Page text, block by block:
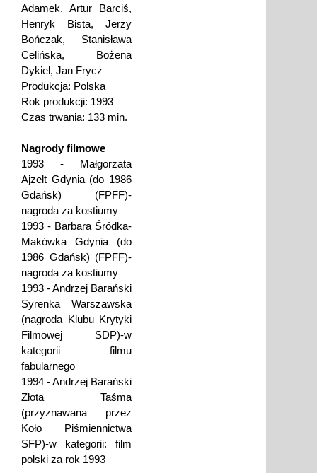
Adamek, Artur Barciś,
Henryk Bista, Jerzy
Bończak, Stanisława
Celińska, Bożena
Dykiel, Jan Frycz
Produkcja: Polska
Rok produkcji: 1993
Czas trwania: 133 min.
Nagrody filmowe
1993 - Małgorzata
Ajzelt Gdynia (do 1986
Gdańsk) (FPFF)-
nagroda za kostiumy
1993 - Barbara Śródka-
Makówka Gdynia (do
1986 Gdańsk) (FPFF)-
nagroda za kostiumy
1993 - Andrzej Barański
Syrenka Warszawska
(nagroda Klubu Krytyki
Filmowej SDP)-w
kategorii filmu
fabularnego
1994 - Andrzej Barański
Złota Taśma
(przyznawana przez
Koło Piśmiennictwa
SFP)-w kategorii: film
polski za rok 1993